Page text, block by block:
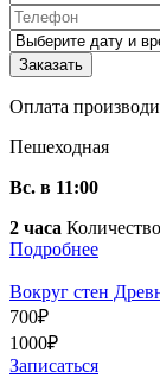
Оплата
Пешеходная
Вс. в 11:00
2 часа
Подробнее
Вокруг стен
700₽
1000₽
Записаться